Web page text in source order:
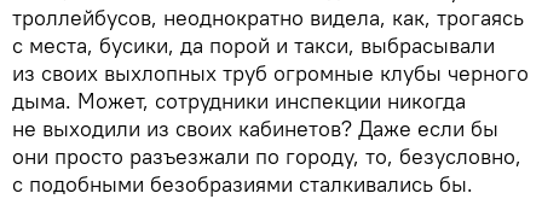
троллейбусов, неоднократно видела, как, трогаясь
с места, бусики, да порой и такси, выбрасывали
из своих выхлопных труб огромные клубы черного
дыма. Может, сотрудники инспекции никогда
не выходили из своих кабинетов? Даже если бы
они просто разъезжали по городу, то, безусловно,
с подобными безобразиями сталкивались бы.